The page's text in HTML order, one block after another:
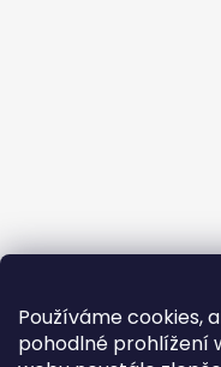
Používáme cookies,
pohodlné prohlížení